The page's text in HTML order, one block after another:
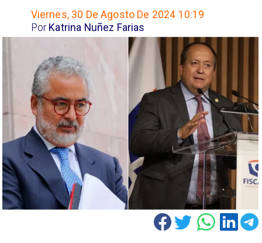
Viernes, 30 De Agosto De 2024 10:19
Katrina Nuñez Farias
Por